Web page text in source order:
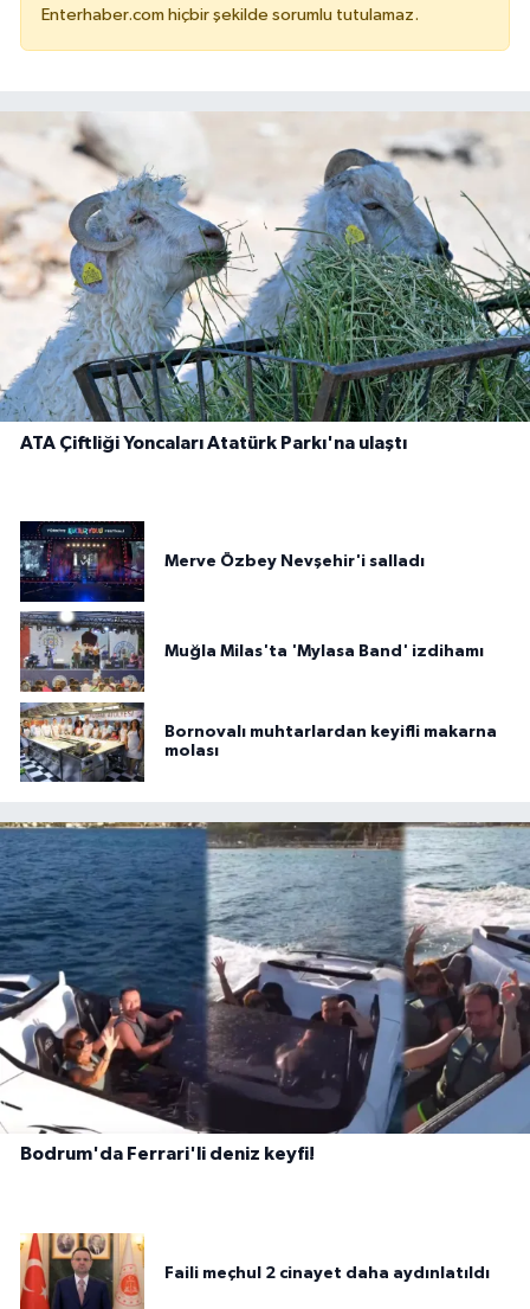
Enterhaber.com hiçbir şekilde sorumlu tutulamaz.
ATA Çiftliği Yoncaları Atatürk Parkı'na ulaştı
Merve Özbey Nevşehir'i salladı
Muğla Milas'ta 'Mylasa Band' izdihamı
Bornovalı muhtarlardan keyifli makarna
molası
Bodrum'da Ferrari'li deniz keyfi!
Faili meçhul 2 cinayet daha aydınlatıldı